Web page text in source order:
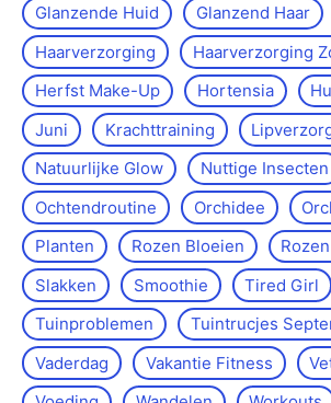
Glanzende Huid
Glanzend Haar
Haarverzorging
Haarverzorging
Herfst Make-Up
Hortensia
Juni
Krachttraining
Natuurlijke Glow
Nuttige Insecten
Ochtendroutine
Orchidee
Planten
Rozen Bloeien
Slakken
Smoothie
Tired Girl
Tuinproblemen
Tuintrucjes
Vaderdag
Vakantie Fitness